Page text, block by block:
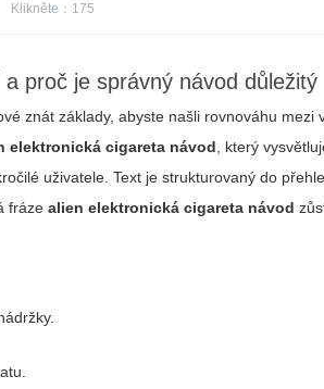
Klikněte： 175
proč je správný návod důležitý
znát základy, abyste našli rovnováhu mezi
elektronická cigareta návod , který
uživatele. Text je strukturovaný do
frázealien elektronická cigareta návod